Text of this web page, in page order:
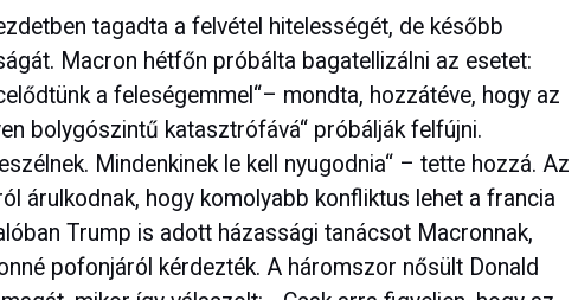
tagadta a felvétel hitelességét, de később
Macron hétfőn próbálta bagatellizálni az esetet:
a feleségemmel“– mondta, hozzátéve, hogy az
bolygószintű katasztrófává“ próbálják felfújni.
Mindenkinek le kell nyugodnia“ – tette hozzá. Az
árulkodnak, hogy komolyabb konfliktus lehet a francia
Trump is adott házassági tanácsot Macronnak,
pofonjáról kérdezték. A háromszor nősült Donald